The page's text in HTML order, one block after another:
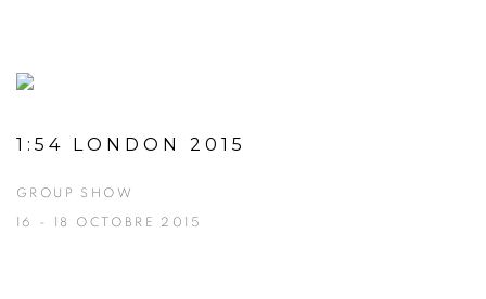
1:54 LONDON 2015
GROUP SHOW
16 - 18 OCTOBRE 2015